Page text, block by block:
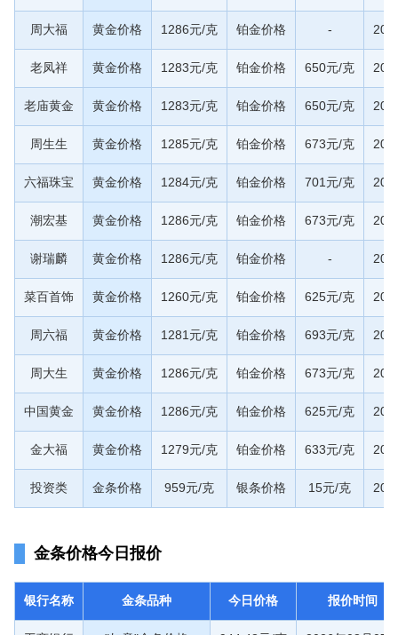
周大福 黄金价格 1286元/克 铂金价格 -
老凤祥 黄金价格 1283元/克 铂金价格 650元/克
老庙黄金 黄金价格 1283元/克 铂金价格 650元/克
周生生 黄金价格 1285元/克 铂金价格 673元/克
六福珠宝 黄金价格 1284元/克 铂金价格 701元/克
潮宏基 黄金价格 1286元/克 铂金价格 673元/克
谢瑞麟 黄金价格 1286元/克 铂金价格 -
菜百首饰 黄金价格 1260元/克 铂金价格 625元/克
周六福 黄金价格 1281元/克 铂金价格 693元/克
周大生 黄金价格 1286元/克 铂金价格 673元/克
中国黄金 黄金价格 1286元/克 铂金价格 625元/克
金大福 黄金价格 1279元/克 铂金价格 633元/克
投资类 金条价格 959元/克 银条价格 15元/克
金条价格今日报价
银行名称 金条品种 今日价格 报价时间